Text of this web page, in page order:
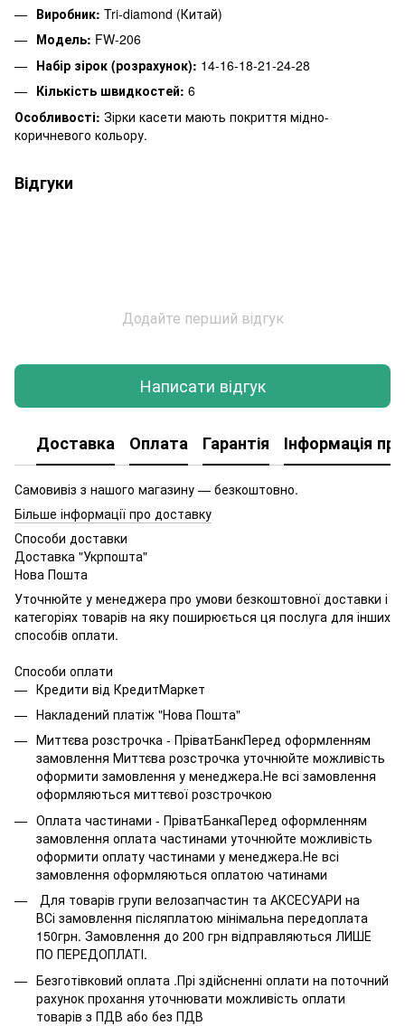
Виробник: Tri-diamond (Китай)
Модель: FW-206
Набір зірок (розрахунок): 14-16-18-21-24-28
Кількість швидкостей: 6
Особливості: Зірки касети мають покриття мідно-
коричневого кольору.
Відгуки
Додайте перший відгук
Написати відгук
Доставка Оплата Гарантія Інформація
Самовивіз з нашого магазину — безкоштовно.
Більше інформації про доставку
Способи доставки
Доставка "Укрпошта"
Нова Пошта
Уточнюйте у менеджера про умови безкоштовної доставки і
категоріях товарів на яку поширюється ця послуга для інших
способів оплати.
Способи оплати
Кредити від КредитМаркет
Накладений платіж "Нова Пошта"
Миттєва розстрочка - ПріватБанкПеред оформленням
замовлення Миттєва розстрочка уточнюйте можливість
оформити замовлення у менеджера.Не всі замовлення
оформляються миттєвої розстрочкою
Оплата частинами - ПріватБанкаПеред оформленням
замовлення оплата частинами уточнюйте можливість
оформити оплату частинами у менеджера.Не всі
замовлення оформляються оплатою чатинами
Для товарів групи велозапчастин та АКСЕСУАРИ на
ВСі замовлення післяплатою мінімальна передоплата
150грн. Замовлення до 200 грн відправляються ЛИШЕ
ПО ПЕРЕДОПЛАТІ.
Безготівковий оплата .Прі здійсненні оплати на поточний
рахунок прохання уточнювати можливість оплати
товарів з ПДВ або без ПДВ